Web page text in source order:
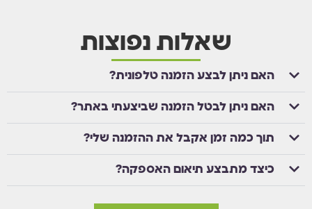
שאלות נפוצות
האם ניתן לבצע הזמנה טלפונית?
האם ניתן לבטל הזמנה שביצעתי באתר?
תוך כמה זמן אקבל את ההזמנה שלי?
כיצד מתבצע תיאום האספקה?